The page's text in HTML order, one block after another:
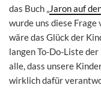
das Buch „Jaron auf
wurde uns diese
wäre das Glück der
langen To-Do-Liste
alle, dass unsere
wirklich dafür